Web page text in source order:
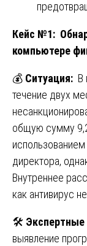
Кейс №1:
компьютере
💰 Ситуация: В
течение двух
общую сумму
директора,
Внутреннее
как антивирус
🛠️ Экспертные
выявление